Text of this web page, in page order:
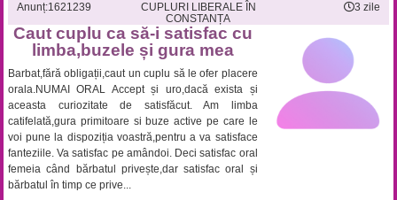
Anunț:1621239
CUPLURI LIBERALE ÎN
CONSTANȚA
3 zile
Caut cuplu ca să-i satisfac cu
limba,buzele și gura mea
Barbat,fără obligații,caut un cuplu să le ofer placere
orala.NUMAI ORAL Accept și uro,dacă exista și
aceasta curiozitate de satisfăcut. Am limba
catifelată,gura primitoare si buze active pe care le
voi pune la dispoziția voastră,pentru a va satisface
fanteziile. Va satisfac pe amândoi. Deci satisfac oral
femeia când bărbatul privește,dar satisfac oral și
bărbatul în timp ce prive...